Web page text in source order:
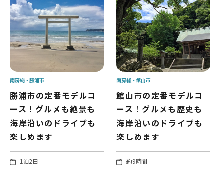
勝浦市の定番モデルコ
ース！グルメも絶景も
海岸沿いのドライブも
楽しめます
1泊2日
南房総 勝浦市
館山市の定番モデルコ
ース！グルメも歴史も
海岸沿いのドライブも
楽しめます
約9時間
南房総 館山市